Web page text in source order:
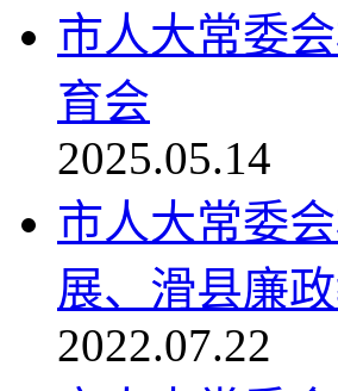
市人大常委
育会
2025.05.14
市人大常委
展、滑县廉
2022.07.22